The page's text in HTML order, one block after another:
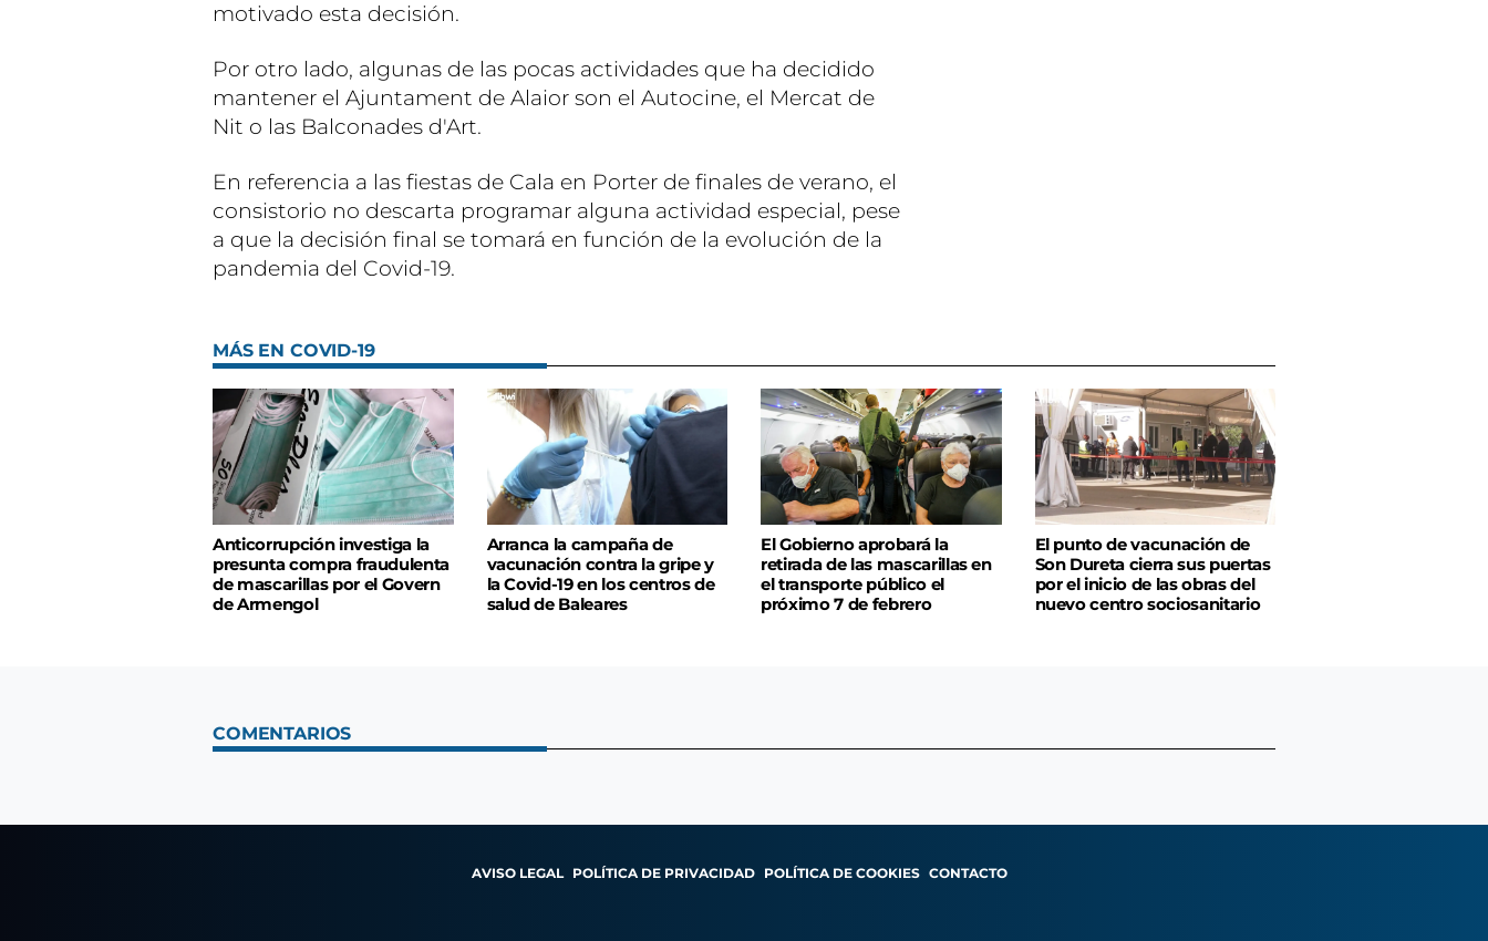
motivado esta decisión.
Por otro lado, algunas de las pocas actividades que ha decidido
mantener el Ajuntament de Alaior son el Autocine, el Mercat de
Nit o las Balconades d'Art.
En referencia a las fiestas de Cala en Porter de finales de verano, el
consistorio no descarta programar alguna actividad especial, pese
a que la decisión final se tomará en función de la evolución de la
pandemia del Covid-19.
MÁS EN COVID-19
Anticorrupción investiga la
presunta compra fraudulenta
de mascarillas por el Govern
de Armengol
Arranca la campaña de
vacunación contra la gripe y
la Covid-19 en los centros de
salud de Baleares
El Gobierno aprobará la
retirada de las mascarillas en
el transporte público el
próximo 7 de febrero
El punto de vacunación de
Son Dureta cierra sus puertas
por el inicio de las obras del
nuevo centro sociosanitario
COMENTARIOS
AVISO LEGAL POLÍTICA DE PRIVACIDAD POLÍTICA DE COOKIES CONTACTO